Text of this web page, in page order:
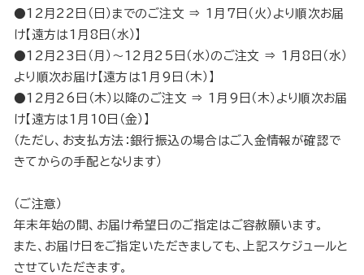
●12月22日（日）までのご注文 ⇒ 1月7日（火）より順次お届
け【遠方は1月8日（水）】
●12月23日（月）～12月25日（水）のご注文 ⇒ 1月8日（水）
より順次お届け【遠方は1月9日（木）】
●12月26日（木）以降のご注文 ⇒ 1月9日（木）より順次お届
け【遠方は1月10日（金）】
（ただし、お支払方法：銀行振込の場合はご入金情報が確認で
きてからの手配となります）
（ご注意）
年末年始の間、お届け希望日のご指定はご容赦願います。
また、お届け日をご指定いただきましても、上記スケジュールと
させていただきます。